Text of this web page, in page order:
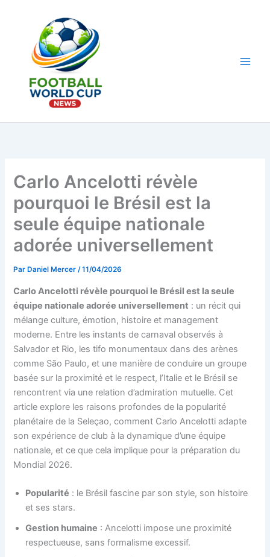
Carlo Ancelotti révèle
pourquoi le Brésil est la
seule équipe nationale
adorée universellement
Par Daniel Mercer/11/04/2026
Carlo Ancelotti révèle pourquoi le Brésil est la seule
équipe nationale adorée universellement : un récit qui
mélange culture, émotion, histoire et management
moderne. Entre les instants de carnaval observés à
Salvador et Rio, les tifo monumentaux dans des arènes
comme São Paulo, et une manière de conduire un groupe
basée sur la proximité et le respect, l’Italie et le Brésil se
rencontrent via une relation d’admiration mutuelle. Cet
article explore les raisons profondes de la popularité
planétaire de la Seleçao, comment Carlo Ancelotti adapte
son expérience de club à la dynamique d’une équipe
nationale, et ce que cela implique pour la préparation du
Mondial 2026.
Popularité : le Brésil fascine par son style, son histoire
et ses stars.
Gestion humaine : Ancelotti impose une proximité
respectueuse, sans formalisme excessif.